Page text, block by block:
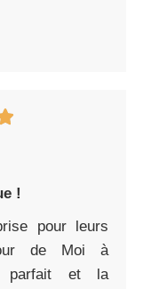
!
pour leurs
de Moi à
parfait et la